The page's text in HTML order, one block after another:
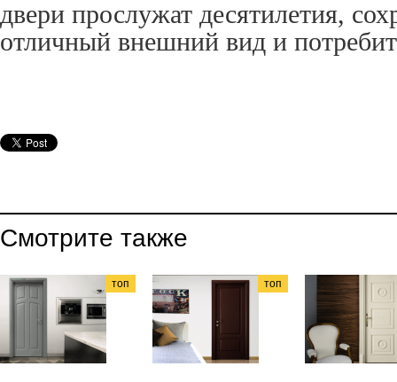
двери прослужат десятилетия,
отличный внешний вид и
Смотрите также
топ топ